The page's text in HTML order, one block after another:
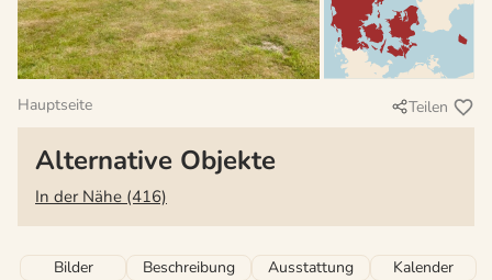
Hauptseite Teilen
Alternative Objekte
In der Nähe (416)
Bilder Beschreibung Ausstattung Kalender